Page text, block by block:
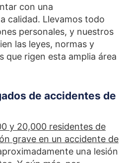
con una
calidad. Llevamos todo
personales, y nuestros
las leyes, normas y
que rigen esta amplia área
de accidentes de
y 20,000 residentes de
grave en un accidente de
una lesión